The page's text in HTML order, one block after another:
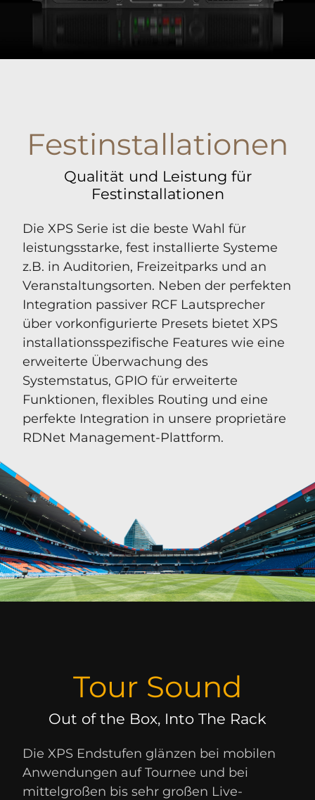
Festinstallationen
Qualität und Leistung für
Festinstallationen
Die XPS Serie ist die beste Wahl für
leistungsstarke, fest installierte Systeme
z.B. in Auditorien, Freizeitparks und an
Veranstaltungsorten. Neben der perfekten
Integration passiver RCF Lautsprecher
über vorkonfigurierte Presets bietet XPS
installationsspezifische Features wie eine
erweiterte Überwachung des
Systemstatus, GPIO für erweiterte
Funktionen, flexibles Routing und eine
perfekte Integration in unsere proprietäre
RDNet Management-Plattform.
Tour Sound
Out of the Box, Into The Rack
Die XPS Endstufen glänzen bei mobilen
Anwendungen auf Tournee und bei
mittelgroßen bis sehr großen Live-